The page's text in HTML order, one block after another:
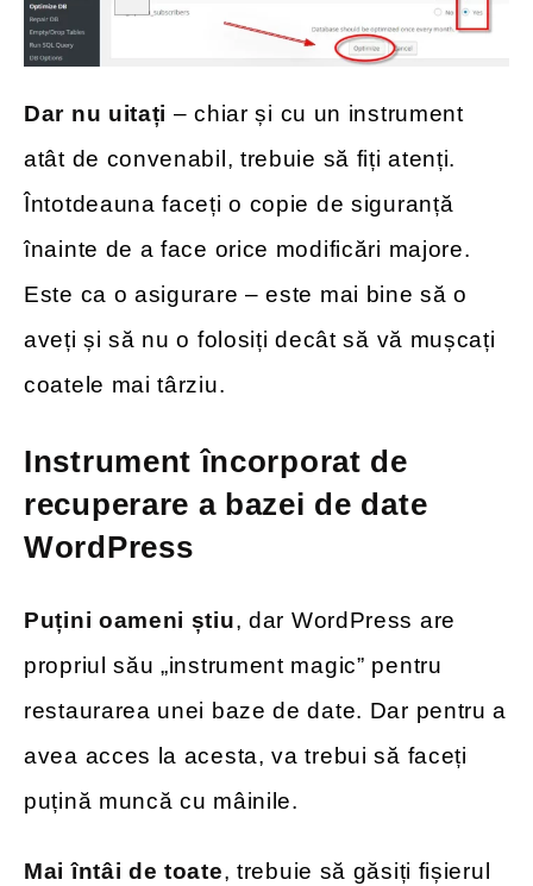
Dar nu uitați – chiar și cu un instrument
atât de convenabil, trebuie să fiți atenți.
Întotdeauna faceți o copie de siguranță
înainte de a face orice modificări majore.
Este ca o asigurare – este mai bine să o
aveți și să nu o folosiți decât să vă mușcați
coatele mai târziu.
Instrument încorporat de
recuperare a bazei de date
WordPress
Puțini oameni știu, dar WordPress are
propriul său „instrument magic” pentru
restaurarea unei baze de date. Dar pentru a
avea acces la acesta, va trebui să faceți
puțină muncă cu mâinile.
Mai întâi de toate, trebuie să găsiți fișierul